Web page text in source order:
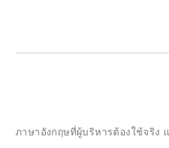
ภาษาอังกฤษที่ผู้บริหารต้องใช้จริง